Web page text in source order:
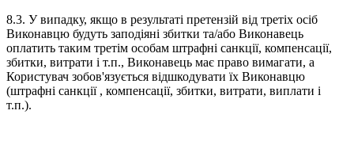
8.3. У випадку, якщо в результаті претензій від третіх осіб
Виконавцю будуть заподіяні збитки та/або Виконавець
оплатить таким третім особам штрафні санкції, компенсації,
збитки, витрати і т.п., Виконавець має право вимагати, а
Користувач зобов'язується відшкодувати їх Виконавцю
(штрафні санкції , компенсації, збитки, витрати, виплати і
т.п.).